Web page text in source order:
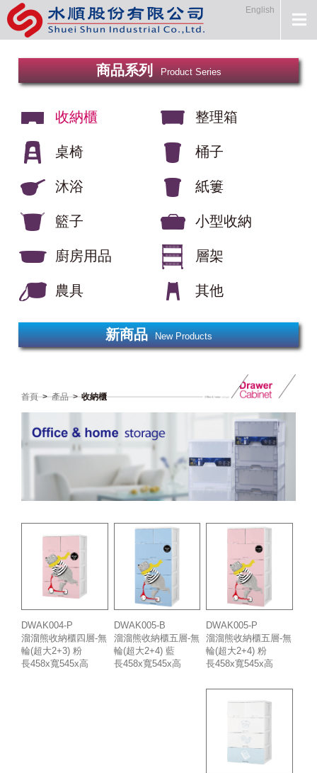
English
商品系列 Product Series
收納櫃 整理箱
桌椅 桶子
沐浴 紙簍
籃子 小型收納
廚房用品 層架
農具 其他
新商品 New Products
首頁 > 產品 > 收納櫃
DWAK004-P
溜溜熊收納櫃四層-無
輪(超大2+3) 粉
長458x寬545x高
DWAK005-B
溜溜熊收納櫃五層-無
輪(超大2+4) 藍
長458x寬545x高
DWAK005-P
溜溜熊收納櫃五層-無
輪(超大2+4) 粉
長458x寬545x高